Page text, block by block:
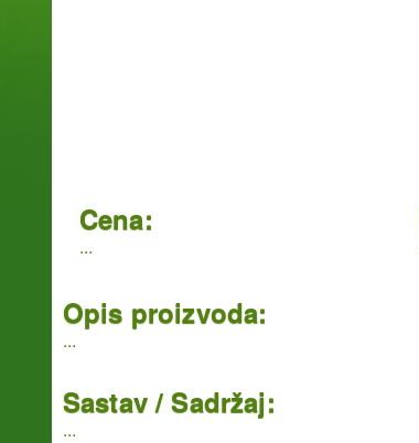
Cena:
...
Opis proizvoda:
...
Sastav / Sadržaj:
...